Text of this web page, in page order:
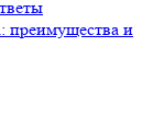
преимущества и